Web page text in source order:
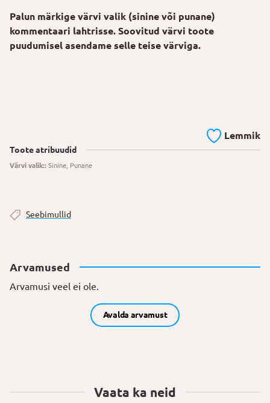
Palun märkige värvi valik (sinine või punane)
kommentaari lahtrisse. Soovitud värvi toote
puudumisel asendame selle teise värviga.
Lemmik
Toote atribuudid
Värvi valik:: Sinine, Punane
Seebimullid
Arvamused
Arvamusi veel ei ole.
Avalda arvamust
Vaata ka neid